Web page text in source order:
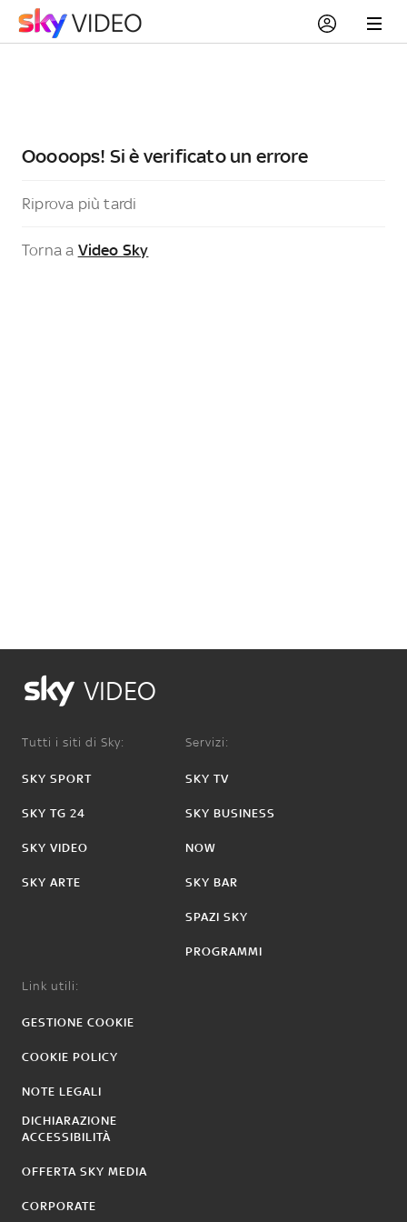
Ooooops! Si è verificato un errore
Riprova più tardi
Torna a Video Sky
VIDEO
Tutti i siti di Sky:
SKY SPORT
SKY TG 24
SKY VIDEO
SKY ARTE
Servizi:
SKY TV
SKY BUSINESS
NOW
SKY BAR
SPAZI SKY
PROGRAMMI
Link utili:
GESTIONE COOKIE
COOKIE POLICY
NOTE LEGALI
DICHIARAZIONE
ACCESSIBILITÀ
OFFERTA SKY MEDIA
CORPORATE